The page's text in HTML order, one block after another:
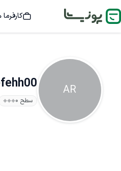
AR
سطح ۰